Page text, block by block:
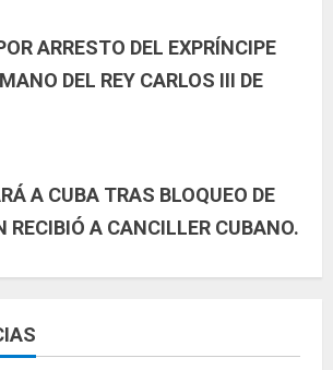
ARRESTO DEL EXPRÍNCIPE
DEL REY CARLOS III DE
A CUBA TRAS BLOQUEO DE
RECIBIÓ A CANCILLER CUBANO.